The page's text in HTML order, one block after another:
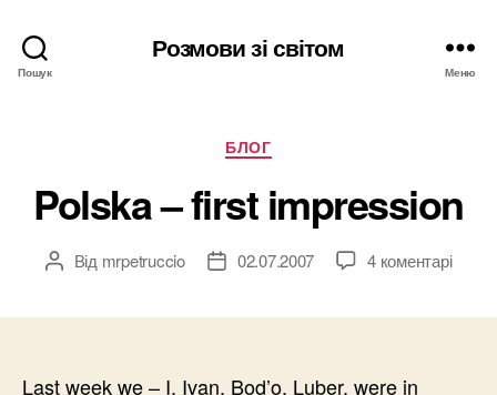
Пошук
Розмови зі світом
Меню
Категорії
БЛОГ
Polska – first impression
Автор
Від mrpetruccio
Дата02.07.2007 4 коментарі
Last week we – I, Ivan, Bod’o, Luber, were in